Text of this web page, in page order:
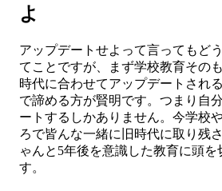
よ
アップデートせよって言ってもど
てことですが、まず学校教育その
時代に合わせてアップデートされ
で諦める方が賢明です。つまり自
ートするしかありません。今学校
ろで皆んな一緒に旧時代に取り残
ゃんと5年後を意識した教育に頭
す。